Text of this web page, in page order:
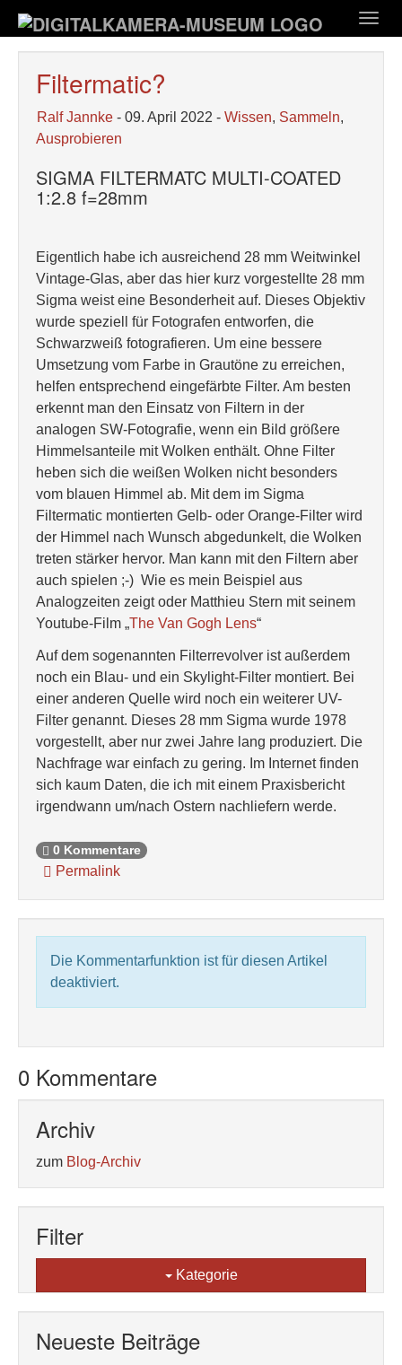
Hauptinhalt
springen
Filtermatic?
Ralf Jannke - 09. April 2022 - Wissen, Sammeln,
Ausprobieren
SIGMA FILTERMATC MULTI-COATED
1:2.8 f=28mm
Eigentlich habe ich ausreichend 28 mm Weitwinkel
Vintage-Glas, aber das hier kurz vorgestellte 28 mm
Sigma weist eine Besonderheit auf. Dieses Objektiv
wurde speziell für Fotografen entworfen, die
Schwarzweiß fotografieren. Um eine bessere
Umsetzung vom Farbe in Grautöne zu erreichen,
helfen entsprechend eingefärbte Filter. Am besten
erkennt man den Einsatz von Filtern in der
analogen SW-Fotografie, wenn ein Bild größere
Himmelsanteile mit Wolken enthält. Ohne Filter
heben sich die weißen Wolken nicht besonders
vom blauen Himmel ab. Mit dem im Sigma
Filtermatic montierten Gelb- oder Orange-Filter wird
der Himmel nach Wunsch abgedunkelt, die Wolken
treten stärker hervor. Man kann mit den Filtern aber
auch spielen ;-) Wie es mein Beispiel aus
Analogzeiten zeigt oder Matthieu Stern mit seinem
Youtube-Film „The Van Gogh Lens“
Auf dem sogenannten Filterrevolver ist außerdem
noch ein Blau- und ein Skylight-Filter montiert. Bei
einer anderen Quelle wird noch ein weiterer UV-
Filter genannt. Dieses 28 mm Sigma wurde 1978
vorgestellt, aber nur zwei Jahre lang produziert. Die
Nachfrage war einfach zu gering. Im Internet finden
sich kaum Daten, die ich mit einem Praxisbericht
irgendwann um/nach Ostern nachliefern werde.
0 Kommentare
Permalink
Die Kommentarfunktion ist für diesen Artikel
deaktiviert.
0 Kommentare
Archiv
zum Blog-Archiv
Filter
Kategorie
Neueste Beiträge